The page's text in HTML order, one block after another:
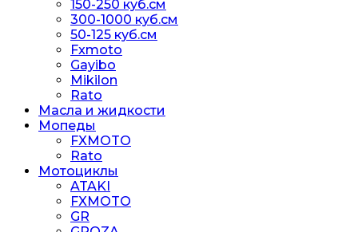
150-250 куб.см
300-1000 куб.см
50-125 куб.см
Fxmoto
Gayibo
Mikilon
Rato
Масла и жидкости
Мопеды
FXMOTO
Rato
Мотоциклы
ATAKI
FXMOTO
GR